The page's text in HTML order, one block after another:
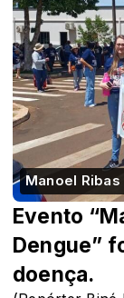
Manoel Ribas
Evento
Dengue”
doença.